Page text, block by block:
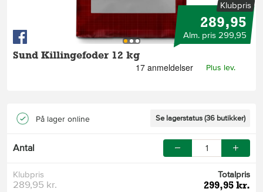
Sund Killingefoder 12 kg
Plus lev.
Klubpris
289,95
Alm. pris 299,95
På lager online Se lagerstatus (36 butikker)
Antal
Klubpris
289,95 kr.
Totalpris
299,95 kr.